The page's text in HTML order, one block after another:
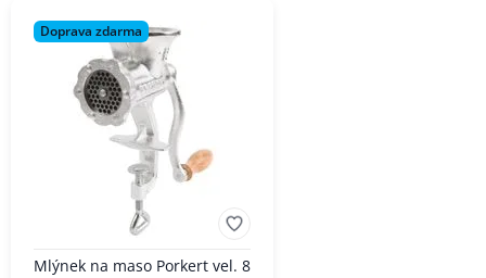
Doprava zdarma
Mlýnek na maso Porkert vel. 8